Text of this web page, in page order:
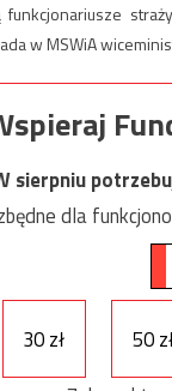
funkcjonariusze
w MSWiA
sierpniu
dla
30 zł 50